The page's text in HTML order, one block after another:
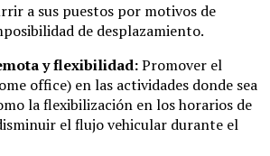
a sus puestos por motivos de
de desplazamiento.
y flexibilidad:Promover el
office) en las actividades donde sea
la flexibilización en los horarios de
el flujo vehicular durante el